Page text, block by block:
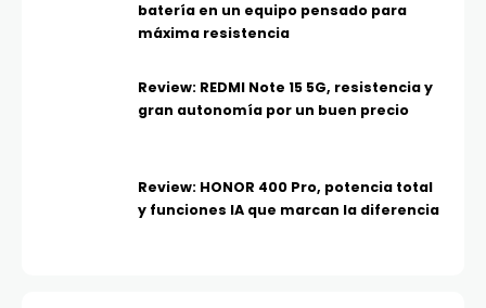
batería en un equipo pensado para
máxima resistencia
Review: REDMI Note 15 5G, resistencia y
gran autonomía por un buen precio
Review: HONOR 400 Pro, potencia total
y funciones IA que marcan la diferencia